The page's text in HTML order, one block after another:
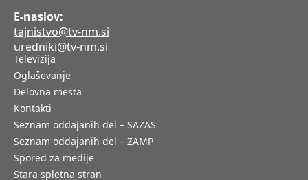
E-naslov:
tajnistvo@tv-nm.si
uredniki@tv-nm.si
Televizija
Oglaševanje
Delovna mesta
Kontakti
Seznam oddajanih del – SAZAS
Seznam oddajanih del – ZAMP
Spored za medije
Stara spletna stran